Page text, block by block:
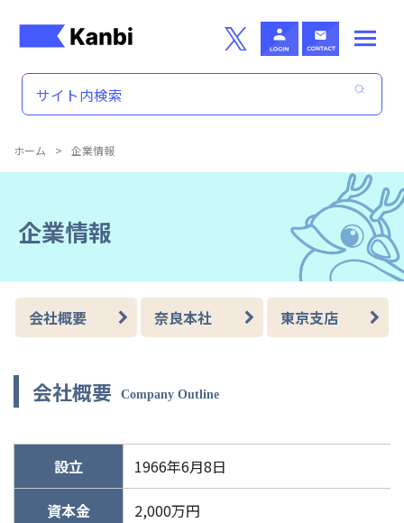
ホーム > 企業情報
企業情報
会社概要 奈良本社 東京支店
会社概要 Company Outline
設立 1966年6月8日
資本金 2,000万円